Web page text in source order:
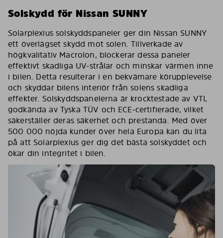
Solskydd för Nissan SUNNY
Solarplexius solskyddspaneler ger din Nissan SUNNY
ett överlägset skydd mot solen. Tillverkade av
högkvalitativ Macrolon, blockerar dessa paneler
effektivt skadliga UV-strålar och minskar värmen inne
i bilen. Detta resulterar i en bekvämare körupplevelse
och skyddar bilens interiör från solens skadliga
effekter. Solskyddspanelerna är krocktestade av VTI,
godkända av Tyska TÜV och ECE-certifierade, vilket
säkerställer deras säkerhet och prestanda. Med över
500 000 nöjda kunder över hela Europa kan du lita
på att Solarplexius ger dig det bästa solskyddet och
ökar din integritet i bilen.